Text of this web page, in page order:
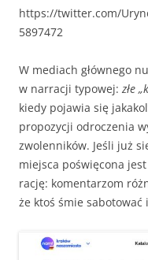
https://twitter.com/
5897472
W mediach głównego
w narracji typowej: złe
kiedy pojawia się
propozycji odroczenia
zwolenników. Jeśli już
miejsca poświęcona
rację: komentarzom
że ktoś śmie sabotować